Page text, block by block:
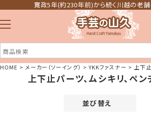
寛政5年(約230年前)から続く川越の老
注文履歴
HOME メーカー（ソーイング） YKKファスナー 上下
上下止パーツ、ムシキリ、ペン
並び替え